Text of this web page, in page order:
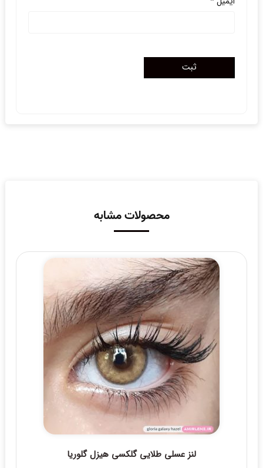
محصولات مشابه
لنز عسلی طلایی گلکسی هیزل گلوریا